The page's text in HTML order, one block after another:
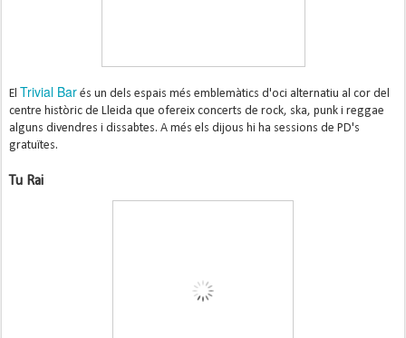
El Trivial Bar és un dels espais més emblemàtics d'oci alternatiu al cor del
centre històric de Lleida que ofereix concerts de rock, ska, punk i reggae
alguns divendres i dissabtes. A més els dijous hi ha sessions de PD's
gratuïtes.
Tu Rai